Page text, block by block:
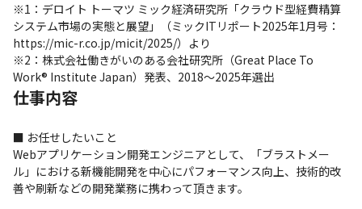
※1：デロイト トーマツ ミック経済研究所「クラウド型経費精算
システム市場の実態と展望」（ミックITリポート2025年1月号：
https://mic-r.co.jp/micit/2025/）より
※2：株式会社働きがいのある会社研究所（Great Place To
Work® Institute Japan）発表、2018～2025年選出
仕事内容
■ お任せしたいこと
Webアプリケーション開発エンジニアとして、「ブラストメー
ル」における新機能開発を中心にパフォーマンス向上、技術的改
善や刷新などの開発業務に携わって頂きます。